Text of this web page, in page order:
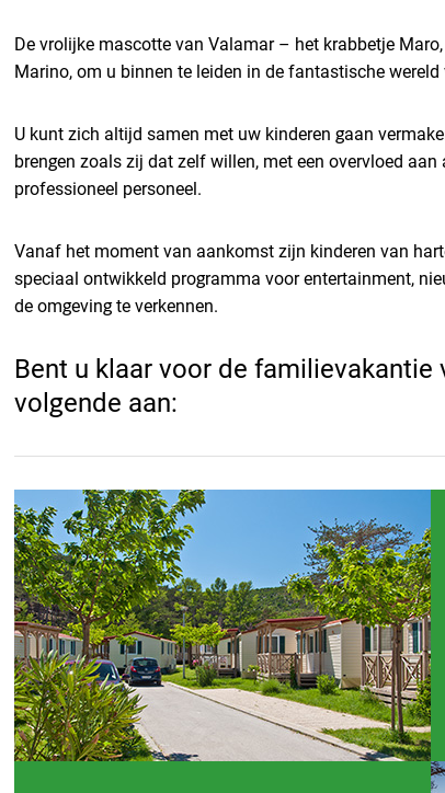
De vrolijke mascotte van Valamar – het krabbetje
Marino, om u binnen te leiden in de fantastische
U kunt zich altijd samen met uw kinderen gaan
brengen zoals zij dat zelf willen, met een overvloed
professioneel personeel.
Vanaf het moment van aankomst zijn kinderen van
speciaal ontwikkeld programma voor entertainment,
de omgeving te verkennen.
Bent u klaar voor de familievakantie
volgende aan: